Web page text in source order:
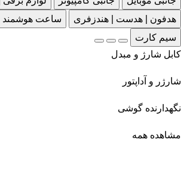
هدفون | هدست | هندزفری
ساعت هوشمند
سیم کارت
کابل شارژ و مبدل
شارژر و آداپتور
نگهدارنده گوشی
مشاهده همه